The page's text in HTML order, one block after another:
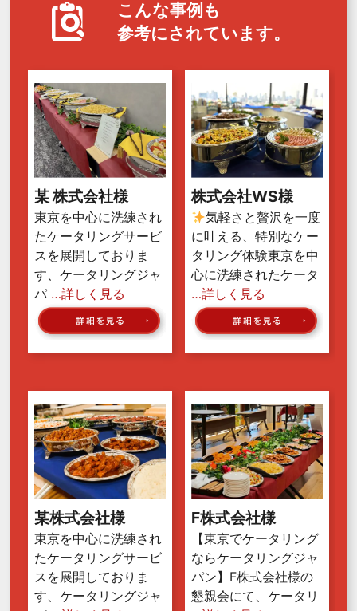
こんな事例も
参考にされています。
某 株式会社様
東京を中心に洗練され
たケータリングサービ
スを展開しておりま
す、ケータリングジャ
パ …詳しく見る
株式会社WS様
気軽さと贅沢を一度
に叶える、特別なケー
タリング体験東京を中
心に洗練されたケータ
…詳しく見る
某株式会社様
東京を中心に洗練され
たケータリングサービ
スを展開しておりま
す、ケータリングジャ
F株式会社様
【東京でケータリング
ならケータリングジャ
パン】F株式会社様の
懇親会にて、ケータリ